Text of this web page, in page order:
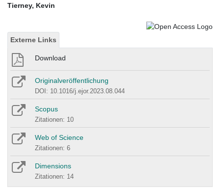
Tierney, Kevin
Externe Links
Download
Originalveröffentlichung
DOI: 10.1016/j.ejor.2023.08.044
Scopus
Zitationen: 10
Web of Science
Zitationen: 6
Dimensions
Zitationen: 14